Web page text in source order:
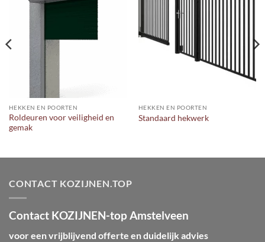
HEKKEN EN POORTEN
Roldeuren voor veiligheid en
gemak
HEKKEN EN POORTEN
Standaard hekwerk
CONTACT KOZIJNEN.TOP
Contact KOZIJNEN-top Amstelveen
voor een vrijblijvend offerte en duidelijk advies